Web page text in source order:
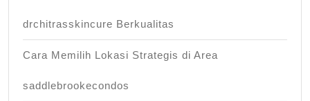
drchitrasskincure Berkualitas
Cara Memilih Lokasi Strategis di Area
saddlebrookecondos